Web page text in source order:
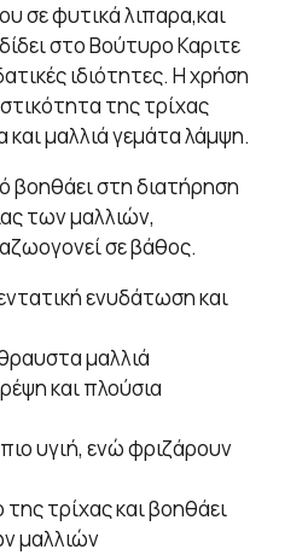
σε φυτικά λιπαρα,και
στο Βούτυρο Καριτε
ιδιότητες. Η χρήση
της τρίχας
και μαλλιά γεμάτα λάμψη.
βοηθάει στη διατήρηση
των μαλλιών,
σε βάθος.
ενυδάτωση και
μαλλιά
και πλούσια
υγιή, ενώ φριζάρουν
τρίχας και βοηθάει
μαλλιών